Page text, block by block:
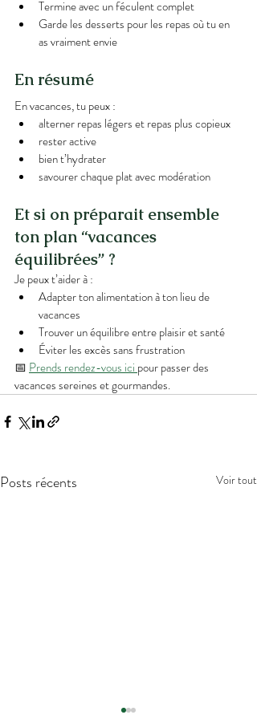
Termine avec un féculent complet
Garde les desserts pour les repas où tu en
as vraiment envie
En résumé
En vacances, tu peux :
alterner repas légers et repas plus copieux
rester active
bien t’hydrater
savourer chaque plat avec modération
Et si on préparait ensemble
ton plan “vacances
équilibrées” ?
Je peux t’aider à :
Adapter ton alimentation à ton lieu de
vacances
Trouver un équilibre entre plaisir et santé
Éviter les excès sans frustration
📅 Prends rendez-vous ici pour passer des
vacances sereines et gourmandes.
Posts récents Voir tout